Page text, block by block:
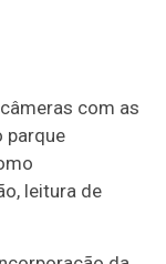
com as
parque
leitura de